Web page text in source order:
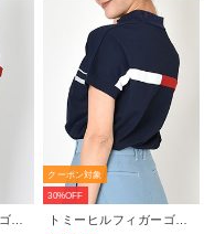
クーポン対象
30%OFF